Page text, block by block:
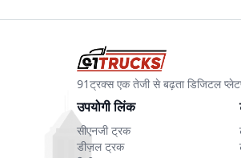
91ट्रक्स एक तेजी से बढ़ता डिजिटल
उपयोगी लिंक
सीएनजी ट्रक
डीज़ल ट्रक